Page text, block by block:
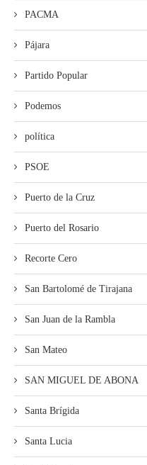
PACMA
Pájara
Partido Popular
Podemos
política
PSOE
Puerto de la Cruz
Puerto del Rosario
Recorte Cero
San Bartolomé de Tirajana
San Juan de la Rambla
San Mateo
SAN MIGUEL DE ABONA
Santa Brígida
Santa Lucia